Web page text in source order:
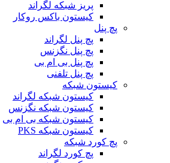
پریز شبکه لگراند
کیستون باکس روکار
پچ پنل
پچ پنل لگراند
پچ پنل نگزنس
پچ پنل بی ام بی
پچ پنل تلفنی
کیستون شبکه
کیستون شبکه لگراند
کیستون شبکه نگزنس
کیستون شبکه بی ام بی
کیستون شبکه PKS
پچ کورد شبکه
پچ کورد لگراند